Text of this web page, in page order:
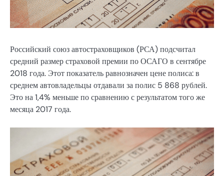
Российский союз автостраховщиков (РСА) подсчитал
средний размер страховой премии по ОСАГО в сентябре
2018 года. Этот показатель равнозначен цене полиса: в
среднем автовладельцы отдавали за полис 5 868 рублей.
Это на 1,4% меньше по сравнению с результатом того же
месяца 2017 года.